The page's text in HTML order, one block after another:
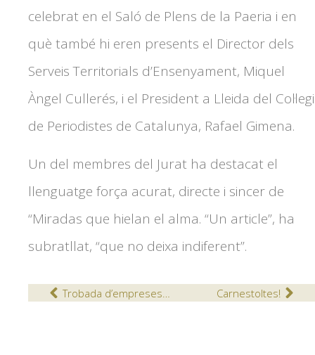
celebrat en el Saló de Plens de la Paeria i en
què també hi eren presents el Director dels
Serveis Territorials d’Ensenyament, Miquel
Àngel Cullerés, i el President a Lleida del Col·legi
de Periodistes de Catalunya, Rafael Gimena.
Un del membres del Jurat ha destacat el
llenguatge força acurat, directe i sincer de
“Miradas que hielan el alma. “Un article”, ha
subratllat, “que no deixa indiferent”.
Carnestoltes!